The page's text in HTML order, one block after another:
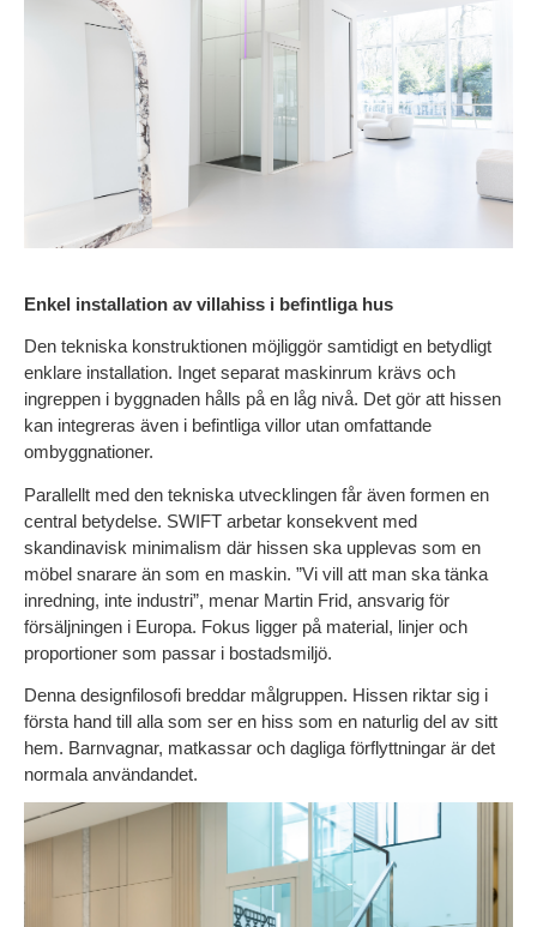
Enkel installation av villahiss i befintliga hus
Den tekniska konstruktionen möjliggör samtidigt en betydligt
enklare installation. Inget separat maskinrum krävs och
ingreppen i byggnaden hålls på en låg nivå. Det gör att hissen
kan integreras även i befintliga villor utan omfattande
ombyggnationer.
Parallellt med den tekniska utvecklingen får även formen en
central betydelse. SWIFT arbetar konsekvent med
skandinavisk minimalism där hissen ska upplevas som en
möbel snarare än som en maskin. ”Vi vill att man ska tänka
inredning, inte industri”, menar Martin Frid, ansvarig för
försäljningen i Europa. Fokus ligger på material, linjer och
proportioner som passar i bostadsmiljö.
Denna designfilosofi breddar målgruppen. Hissen riktar sig i
första hand till alla som ser en hiss som en naturlig del av sitt
hem. Barnvagnar, matkassar och dagliga förflyttningar är det
normala användandet.